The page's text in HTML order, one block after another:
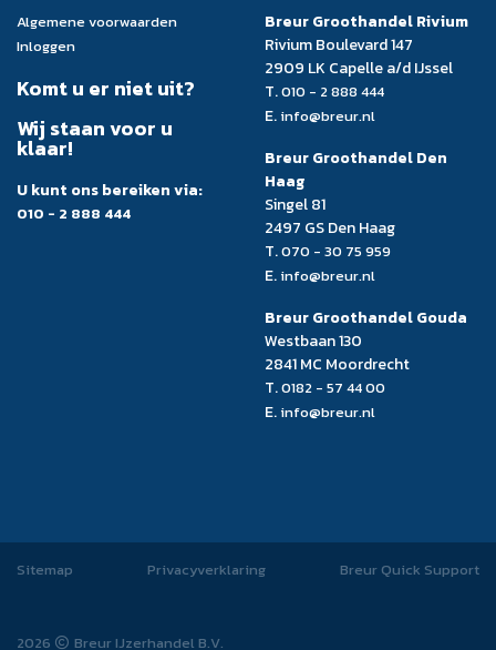
Algemene voorwaarden
Inloggen
Komt u er niet uit?
Wij staan voor u
klaar!
U kunt ons bereiken via:
010 - 2 888 444
Breur Groothandel Rivium
Rivium Boulevard 147
2909 LK Capelle a/d IJssel
T.010 - 2 888 444
E. info@breur.nl
Breur Groothandel Den
Haag
Singel 81
2497 GS Den Haag
T.070 - 30 75 959
E. info@breur.nl
Breur Groothandel Gouda
Westbaan 130
2841 MC Moordrecht
T.0182 - 57 44 00
E. info@breur.nl
Sitemap Privacyverklaring Breur Quick Support
2026 Breur IJzerhandel B.V.